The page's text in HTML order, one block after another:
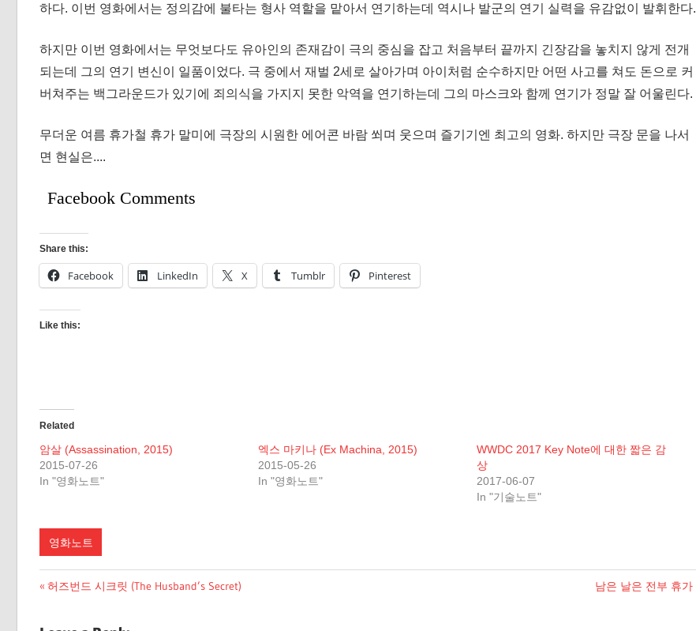
하다. 이번 영화에서는 정의감에 불타는 형사 역할을 맡아서 연기하는데 역시나 발군의 연기 실력을 유감없이 발휘한다.
하지만 이번 영화에서는 무엇보다도 유아인의 존재감이 극의 중심을 잡고 처음부터 끝까지 긴장감을 놓치지 않게 전개
되는데 그의 연기 변신이 일품이었다. 극 중에서 재벌 2세로 살아가며 아이처럼 순수하지만 어떤 사고를 쳐도 돈으로 커
버쳐주는 백그라운드가 있기에 죄의식을 가지지 못한 악역을 연기하는데 그의 마스크와 함께 연기가 정말 잘 어울린다.
무더운 여름 휴가철 휴가 말미에 극장의 시원한 에어콘 바람 쐬며 웃으며 즐기기엔 최고의 영화. 하지만 극장 문을 나서
면 현실은....
Facebook Comments
Share this:
Facebook LinkedIn X Tumblr Pinterest
Like this:
Related
암살 (Assassination, 2015)
2015-07-26
In "영화노트"
엑스 마키나 (Ex Machina, 2015)
2015-05-26
In "영화노트"
WWDC 2017 Key Note에 대한 짧은 감
상
2017-06-07
In "기술노트"
영화노트
Post
navigation
Previous
허즈번드 시크릿 (The Husband’s Secret)
Next
남은 날은 전부 휴가